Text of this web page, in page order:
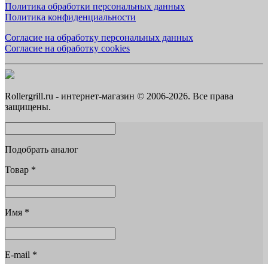
Политика обработки персональных данных
Политика конфиденциальности
Согласие на обработку персональных данных
Согласие на обработку cookies
Rollergrill.ru - интернет-магазин © 2006-2026. Все права
защищены.
Подобрать аналог
Товар *
Имя *
E-mail *